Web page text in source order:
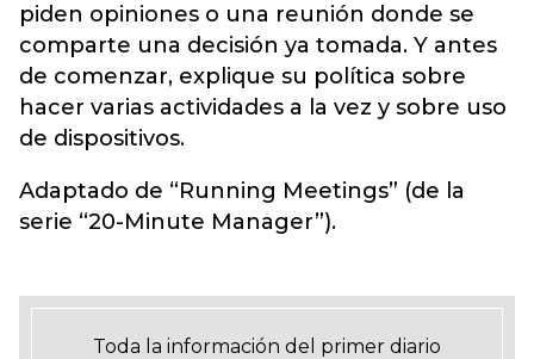
piden opiniones o una reunión donde se
comparte una decisión ya tomada. Y antes
de comenzar, explique su política sobre
hacer varias actividades a la vez y sobre uso
de dispositivos.
Adaptado de “Running Meetings” (de la
serie “20-Minute Manager”).
Toda la información del primer diario